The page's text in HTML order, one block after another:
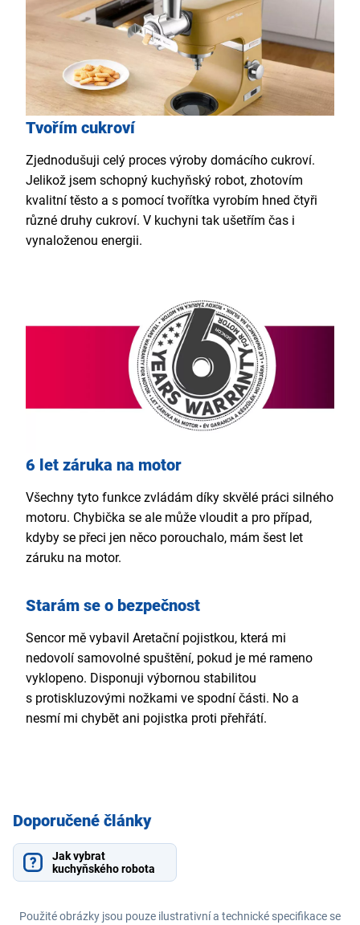
Tvořím cukroví
Zjednodušuji celý proces výroby domácího cukroví.
Jelikož jsem schopný kuchyňský robot, zhotovím
kvalitní těsto a s pomocí tvořítka vyrobím hned čtyři
různé druhy cukroví. V kuchyni tak ušetřím čas i
vynaloženou energii.
6 let záruka na motor
Všechny tyto funkce zvládám díky skvělé práci silného
motoru. Chybička se ale může vloudit a pro případ,
kdyby se přeci jen něco porouchalo, mám šest let
záruku na motor.
Starám se o bezpečnost
Sencor mě vybavil Aretační pojistkou, která mi
nedovolí samovolné spuštění, pokud je mé rameno
vyklopeno. Disponuji výbornou stabilitou
s protiskluzovými nožkami ve spodní části. No a
nesmí mi chybět ani pojistka proti přehřátí.
Doporučené články
Jak vybrat
kuchyňského robota
Použité obrázky jsou pouze ilustrativní a technické specifikace se